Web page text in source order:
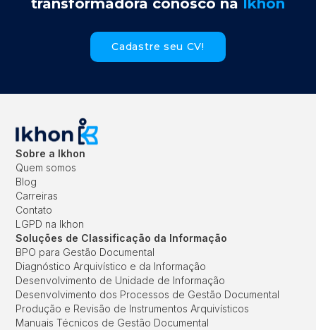
Cadastre seu CV!
Sobre a Ikhon
Quem somos
Blog
Carreiras
Contato
LGPD na Ikhon
Soluções de Classificação da Informação
BPO para Gestão Documental
Diagnóstico Arquivístico e da Informação
Desenvolvimento de Unidade de Informação
Desenvolvimento dos Processos de Gestão Documental
Produção e Revisão de Instrumentos Arquivísticos
Manuais Técnicos de Gestão Documental